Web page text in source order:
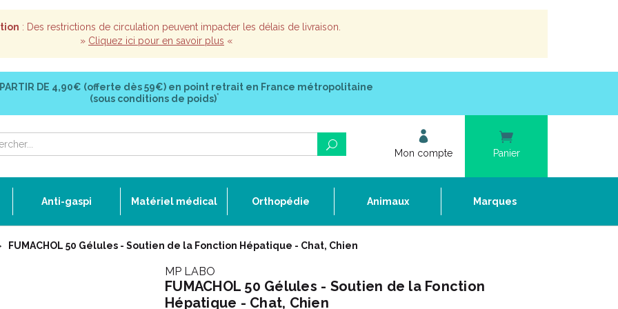
: Des restrictions de circulation peuvent impacter les délais de livraison.
» Cliquez ici pour en savoir plus «
DE 4,90€ (offerte dès 59€) en point retrait en France métropolitaine
(sous conditions de poids)*
Mon compte Panier
Anti-gaspi Matériel médical Orthopédie Animaux Marques
FUMACHOL 50 Gélules - Soutien de la Fonction Hépatique - Chat, Chien
MP LABO
FUMACHOL 50 Gélules - Soutien de la Fonction
Hépatique - Chat, Chien